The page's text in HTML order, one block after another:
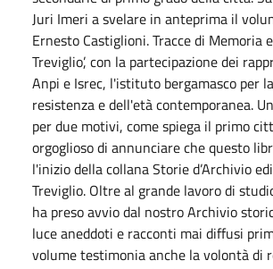
Juri Imeri a svelare in anteprima il
Ernesto Castiglioni. Tracce di Memoria
Treviglio’, con la partecipazione dei
Anpi e Isrec, l'istituto bergamasco per
resistenza e dell'età contemporanea.
per due motivi, come spiega il primo
orgoglioso di annunciare che questo
l'inizio della collana Storie d’Archivio
Treviglio. Oltre al grande lavoro di
ha preso avvio dal nostro Archivio
luce aneddoti e racconti mai diffusi
volume testimonia anche la volontà di